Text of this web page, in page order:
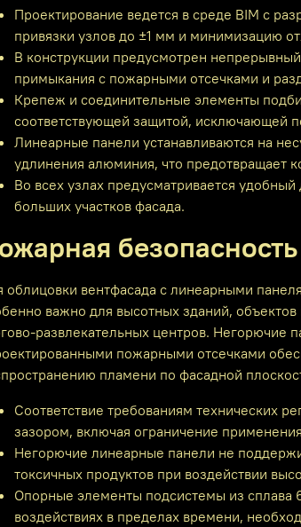
Проектирование ведется в среде BIM с
привязки узлов до ±1 мм и минимизацию
В конструкции предусмотрен
примыкания с пожарными отсечками и
Крепеж и соединительные элементы
соответствующей защитой, исключающей
Линеарные панели устанавливаются на
удлинения алюминия, что предотвращает
Во всех узлах предусматривается
больших участков фасада.
облицовки вентфасада с линеарными
важно для высотных зданий,
центров. Негорючие
пожарными отсечками
пламени по фасадной
Соответствие требованиям технических
зазором, включая ограничение
Негорючие линеарные панели не
токсичных продуктов при воздействии
Опорные элементы подсистемы из
воздействиях в пределах времени,